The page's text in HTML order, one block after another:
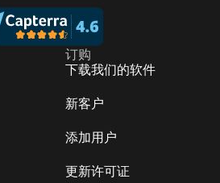
订购
下载我们的软件
新客户
添加用户
更新许可证